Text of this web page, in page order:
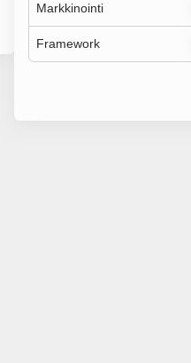
Markkinointi
Framework